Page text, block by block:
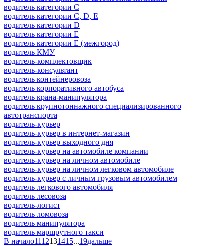
водитель категории C
водитель категории C, D, E
водитель категории D
водитель категории E
водитель категории E (межгород)
водитель КМУ
водитель-комплектовщик
водитель-консультант
водитель контейнеровоза
водитель корпоративного автобуса
водитель крана-манипулятора
водитель крупнотоннажного специализированного
автотранспорта
водитель-курьер
водитель-курьер в интернет-магазин
водитель-курьер выходного дня
водитель-курьер на автомобиле компании
водитель-курьер на личном автомобиле
водитель-курьер на личном легковом автомобиле
водитель-курьер с личным грузовым автомобилем
водитель легкового автомобиля
водитель лесовоза
водитель-логист
водитель ломовоза
водитель манипулятора
водитель маршрутного такси
В начало1112131415...19дальше